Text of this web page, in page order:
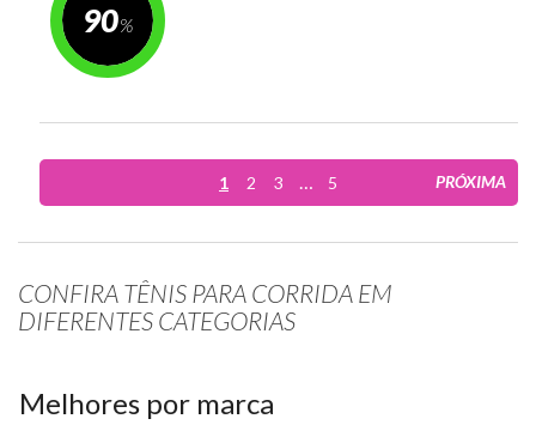
90
1 2 3 … 5 PRÓXIMA
CONFIRA TÊNIS PARA CORRIDA EM
DIFERENTES CATEGORIAS
Melhores por marca